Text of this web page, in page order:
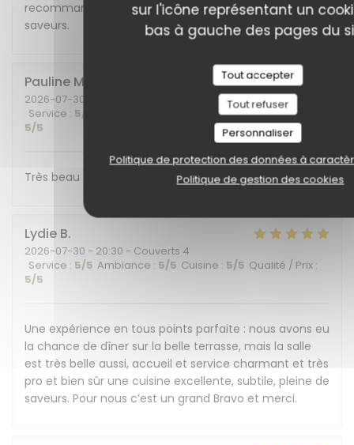
sur l'icône représentant un
bas à gauche des pages du
Tout accepter
Tout refuser
Personnaliser
Politique de protection des données à
Politique de gestion des cookies
recommandons cet endroit plein de charme et de
saveurs.
Pauline M
2026-07-30
Service : 5/5 Cuisine:5/5 Qualité / Prix
5/5
Très beau cadre et belle découverte gustative !
Lydie B
2026-07-30 - 20:30 - Couverts 4
Service : 5/5 Ambiance : 5/5 Cuisine : 5/5 Qualité / Prix :
5/5
Une expérience en tous points parfaite : nous avons eu
la chance de dîner sur la belle terrasse, mais la salle
est très belle aussi, accueil et service charmant et très
pro et bien sûr une cuisine excellente, subtile, pleine de
saveurs. Pour nous c’est un grand Bravo et merci.